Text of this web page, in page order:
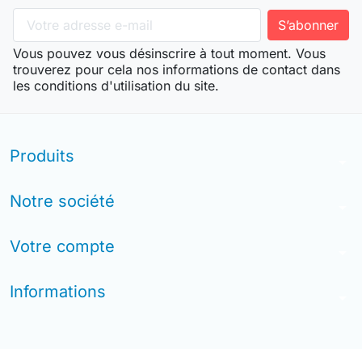
Vous pouvez vous désinscrire à tout moment. Vous
trouverez pour cela nos informations de contact dans
les conditions d'utilisation du site.
Produits
Notre société
Votre compte
Informations